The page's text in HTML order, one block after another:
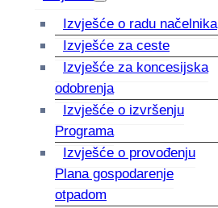
Izvješće o radu načelnika
Izvješće za ceste
Izvješće za koncesijska
odobrenja
Izvješće o izvršenju
Programa
Izvješće o provođenju
Plana gospodarenje
otpadom